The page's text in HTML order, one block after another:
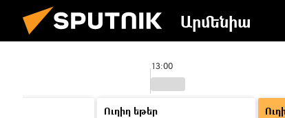
Արմենիա
13:00
Ուղիղ եթեր